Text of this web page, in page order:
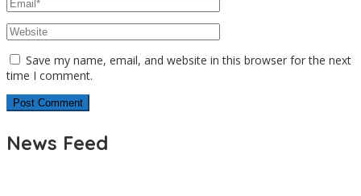
Save my name, email, and website in this browser for the next
time I comment.
News Feed